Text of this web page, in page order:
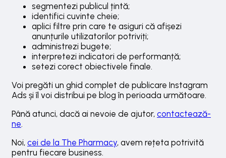
segmentezi publicul țintă;
identifici cuvinte cheie;
aplici filtre prin care te asiguri că afișezi
anunțurile utilizatorilor potriviți;
administrezi bugete;
interpretezi indicatori de performanță;
setezi corect obiectivele finale.
Voi pregăti un ghid complet de publicare Instagram
Ads și îl voi distribui pe blog în perioada următoare.
Până atunci, dacă ai nevoie de ajutor, contactează-
ne.
Noi, cei de la The Pharmacy, avem rețeta potrivită
pentru fiecare business.